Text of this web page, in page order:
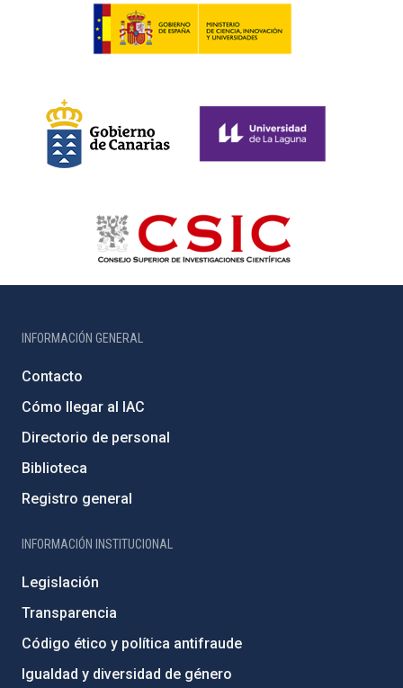
INFORMACIÓN GENERAL
Contacto
Cómo llegar al IAC
Directorio de personal
Biblioteca
Registro general
INFORMACIÓN INSTITUCIONAL
Legislación
Transparencia
Código ético y política antifraude
Igualdad y diversidad de género